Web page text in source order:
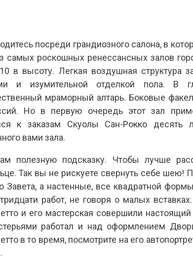
посреди грандиозного салона, в
самых роскошных ренессансных залов
в высоту. Легкая воздушная структура
и изумительной отделкой пола. В
мраморный алтарь. Боковые
Но в первую очередь этот зал
к заказам Скуолы Сан-Рокко десять
вами зала.
полезную подсказку. Чтобы лучше
Так вы не рискуете свернуть себе
Завета, а настенные, все квадратной
работ, не говоря о малых
и его мастерская совершили
работал и над оформлением
в то время, посмотрите на его